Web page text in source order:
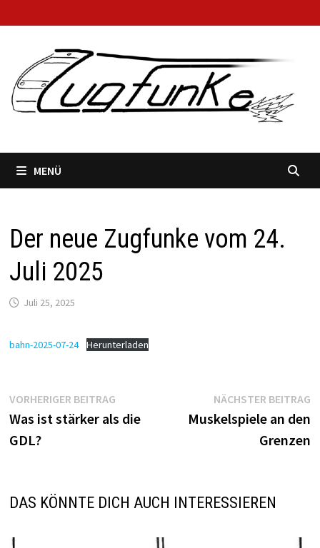
Inhalt
MENÜ
Der neue Zugfunke vom 24.
Juli 2025
Juli 25, 2025
bahn-2025-07-24 Herunterladen
Beitragsnavigation
VORHERIGER BEITRAGVorheriger
Beitrag:
Was ist stärker als die
GDL?
NÄCHSTER BEITRAG
Muskelspiele an den
Grenzen
DAS KÖNNTE DICH AUCH INTERESSIEREN